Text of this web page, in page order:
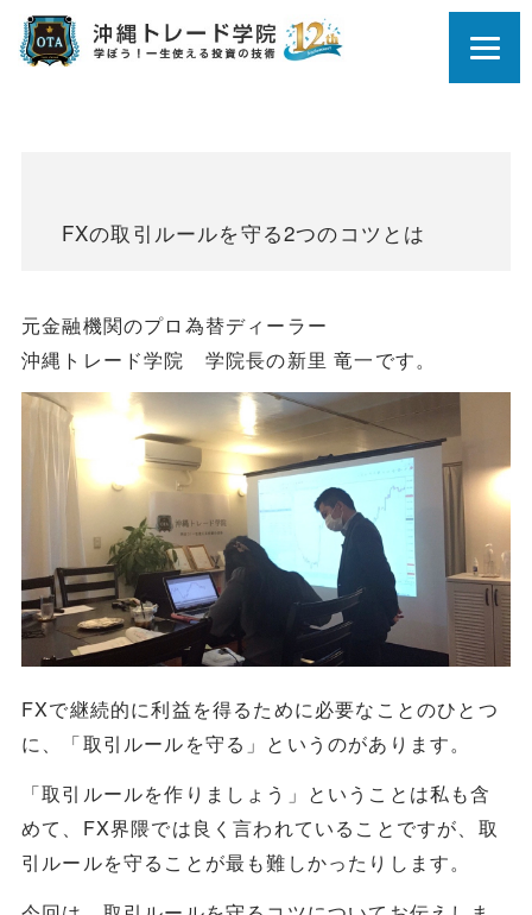
FXの取引ルールを守る2つのコツとは
元金融機関のプロ為替ディーラー
沖縄トレード学院 学院長の新里 竜一です。
FXで継続的に利益を得るために必要なことのひとつ
に、「取引ルールを守る」というのがあります。
「取引ルールを作りましょう」ということは私も含
めて、FX界隈では良く言われていることですが、取
引ルールを守ることが最も難しかったりします。